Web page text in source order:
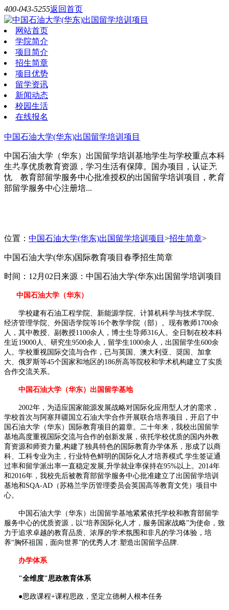
400-043-5255返回首页
网站首页
学院简介
项目简介
招生简章
项目优势
留学资讯
新闻动态
校园生活
在线报名
中国石油大学(华东)出国留学培训项目
中国石油大学（华东）出国留学培训基地学生与学校重点本科
生共享优质教育资源，学习生活有保障。国办项目，认证无
忧，教育部留学服务中心批准授权的出国留学培训项目，教育
部留学服务中心注册培...
位置： 中国石油大学(华东)出国留学培训项目 >招生简章>
中国石油大学(华东)国际教育项目春季招生简章
时间：12月02日 来源：中国石油大学(华东)出国留学培训项目
中国石油大学（华东）
学校建有石油工程学院、新能源学院、计算机科学与技术学院、
经济管理学院、外国语学院等16个教学学院（部）。现有教师1700余
人，其中教授、副教授1100余人，博士生导师316人。全日制在校本科
生近19000人、研究生9500余人，留学生1000余人，出国留学生600余
人。学校重视国际交流与合作，已与英国、澳大利亚、奨国、加拿
大、俄罗斯等45个国家和地区的186所高等院校和学术机构建立了实质
合作交流关系。
中国石油大学（华东）出国留学基地
2002年，为适应国家能源发展战略对国际化应用型人才的需求，
学校首次与阿塞拜疆国立石油大学合作开展联合培养项目，开启了中
国石油大学（华东）国际教育项目的篇章。二十年来，我校出国留学
基地高度重视国际交流与合作的创新发展，依托学校优质的国内外教
育资源和师资力量,构建了独具特色的国际教育办学体系，形成了以商
科、工科专业为主，行业特色鲜明的国际化人才培养模式.学生签证通
过率和留学派出率一直稳定发展,升学就业率保持在95%以上。2014年
和2016年，我校先后被教育部留学服务中心批准建立了出国留学培训
基地和SQA-AD（苏格兰学历管理委员会英国高等教育文凭）项目中
心。
中国石油大学（华东）出国留学基地紧紧依托学校和教育部留学
服务中心的优质资源，以“培养国际化人才，服务国家战略”为使命，致
力于追求卓越的教育品质、浓厚的学术氛围和非凡的学习体验，培
养“胸怀祖国，面向世界”的优秀人才.塑造出国留学品牌.
办学体系
"全维度"思政教育体系
●思政课程+课程思政，坚定立德树人根本任务